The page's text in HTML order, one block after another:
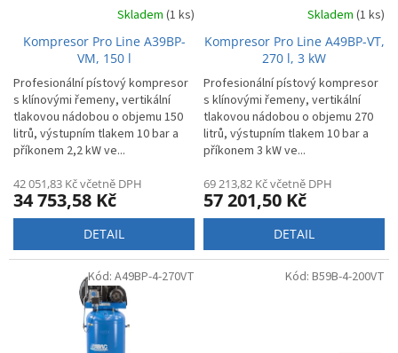
t
ů
Skladem (1 ks)
Kompresor Pro Line A39BP-
VM, 150 l
Profesionální pístový kompresor
s klínovými řemeny, vertikální
tlakovou nádobou o objemu 150
litrů, výstupním tlakem 10 bar a
příkonem 2,2 kW ve...
42 051,83 Kč včetně DPH
34 753,58 Kč
DETAIL
Skladem (1 ks)
Kompresor Pro Line A49BP-VT,
270 l, 3 kW
Profesionální pístový kompresor
s klínovými řemeny, vertikální
tlakovou nádobou o objemu 270
litrů, výstupním tlakem 10 bar a
příkonem 3 kW ve...
69 213,82 Kč včetně DPH
57 201,50 Kč
DETAIL
Kód: A49BP-4-270VT Kód: B59B-4-200VT